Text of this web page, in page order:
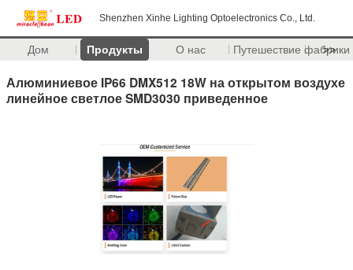
Shenzhen Xinhe Lighting Optoelectronics Co., Ltd.
Дом Продукты О нас Путешествие фабрики
>>
Алюминиевое IP66 DMX512 18W на открытом воздухе
линейное светлое SMD3030 приведенное